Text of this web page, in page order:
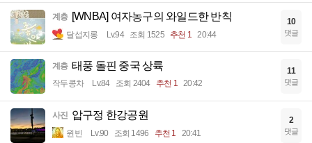
계층 [WNBA] 여자농구의 와일드한 반칙
달섭지롱 Lv.94 조회 1525 추천 1 20:44
10
댓글
계층 태풍 돌핀 중국 상륙
작두콩차 Lv.84 조회 2404 추천 1 20:42
11
댓글
사진 압구정 한강공원
윈빈 Lv.90 조회 1496 추천 1 20:41
2
댓글